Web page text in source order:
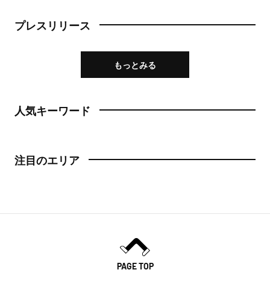
プレスリリース
もっとみる
人気キーワード
注目のエリア
PAGE TOP